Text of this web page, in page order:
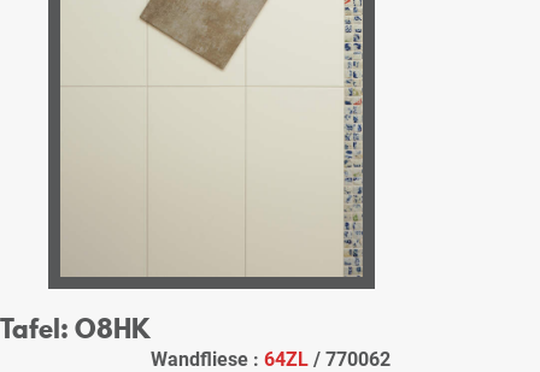
Tafel: O8HK
Wandfliese : 64ZL/ 770062